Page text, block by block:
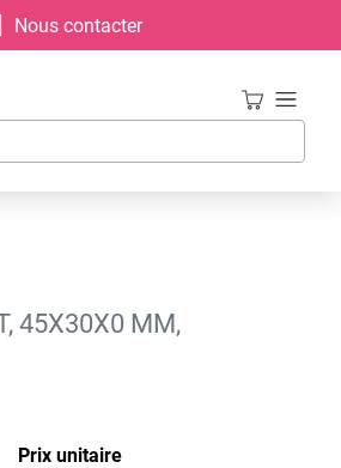
Nous contacter
45X30X0 MM,
Prix unitaire